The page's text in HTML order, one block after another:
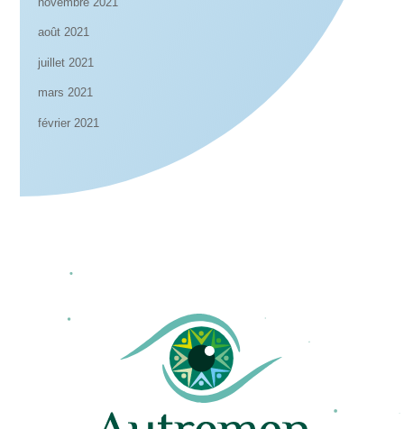
août 2021
juillet 2021
mars 2021
février 2021